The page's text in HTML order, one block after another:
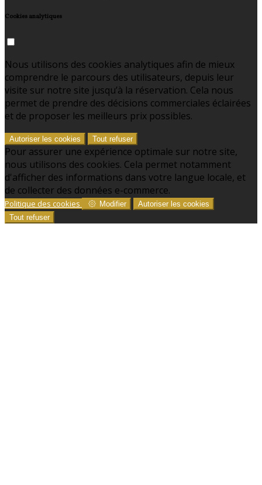
Cookies analytiques
Nous utilisons des cookies analytiques afin de mieux
comprendre le parcours des utilisateurs, depuis leur
visite sur notre site jusqu’à la réservation. Cela nous
permet de prendre des décisions commerciales éclairées
et de proposer les meilleurs prix possibles.
Autoriser les cookies Tout refuser
Pour assurer une expérience optimale sur notre site,
nous utilisons des cookies. Cela permet notamment
d'afficher des informations dans votre langue locale, et
de collecter des données e-commerce.
Politique des cookies Modifier
Autoriser les cookies
Tout refuser